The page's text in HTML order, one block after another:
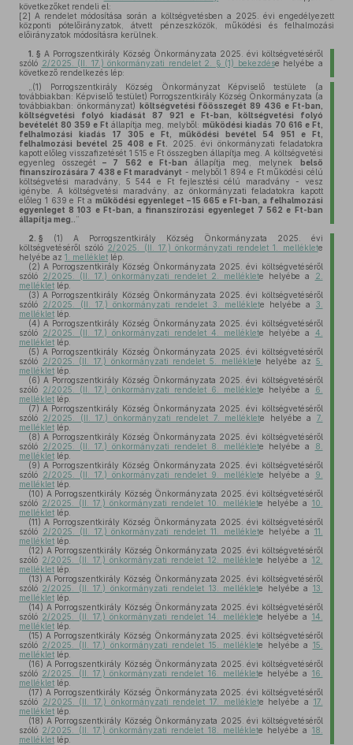
következőket rendeli el:
[2] A rendelet módosítása során a költségvetésben a 2025. évi engedélyezett
központi pótelőirányzatok, átvett pénzeszközök, működési és felhalmozási
előirányzatok módosításra kerülnek.
1. § A Porrogszentkirály Község Önkormányzata 2025. évi költségvetéséről
szóló 2/2025. (II. 17.) önkormányzati rendelet 2. § (1) bekezdése helyébe a
következő rendelkezés lép:
„(1) Porrogszentkirály Község Önkormányzat Képviselő testülete (a
továbbiakban: Képviselő testület) Porrogszentkirály Község Önkormányzata (a
továbbiakban: önkormányzat) költségvetési főösszegét 89 436 e Ft-ban,
költségvetési folyó kiadását 87 921 e Ft-ban, költségvetési folyó
bevételét 80 359 e Ft állapítja meg, melyből:működési kiadás 70 616 e Ft,
felhalmozási kiadás
17 305 e Ft,
működési bevétel 54 951 e Ft,
felhalmozási bevétel 25 408 e Ft.
2025. évi önkormányzati feladatokra
kapott előleg visszafizetését 1 515 e Ft összegben állapítja meg. A költségvetési
egyenleg összegét– 7 562 e Ft-ban állapítja meg, melynek belső
finanszírozására 7 438 e Ft maradványt - melyből 1 894 e Ft működési célú
költségvetési maradvány, 5 544 e Ft fejlesztési célú maradvány - vesz
igénybe. A költségvetési maradvány, az önkormányzati feladatokra kapott
előleg 1 639 e Ft a működési egyenleget – 15 665 e Ft-ban, a felhalmozási
egyenleget 8 103 e Ft-ban, a finanszírozási egyenleget 7 562 e Ft-ban
állapítja meg.
”
2. § (1) A Porrogszentkirály Község Önkormányzata 2025. évi
költségvetéséről szóló 2/2025. (II. 17.) önkormányzati rendelet 1. melléklete
helyébe az 1. melléklet lép.
(2) A Porrogszentkirály Község Önkormányzata 2025. évi költségvetéséről
szóló 2/2025. (II. 17.) önkormányzati rendelet 2. melléklete helyébe a
2.
melléklet lép.
(3) A Porrogszentkirály Község Önkormányzata 2025. évi költségvetéséről
szóló 2/2025. (II. 17.) önkormányzati rendelet 3. melléklete helyébe a 3.
melléklet lép.
(4) A Porrogszentkirály Község Önkormányzata 2025. évi költségvetéséről
szóló 2/2025. (II. 17.) önkormányzati rendelet 4. melléklete helyébe a 4.
melléklet lép.
(5) A Porrogszentkirály Község Önkormányzata 2025. évi költségvetéséről
szóló 2/2025. (II. 17.) önkormányzati rendelet 5. melléklete helyébe az 5.
melléklet lép.
(6) A Porrogszentkirály Község Önkormányzata 2025. évi költségvetéséről
szóló 2/2025. (II. 17.) önkormányzati rendelet 6. melléklete helyébe a
6.
melléklet lép.
(7) A Porrogszentkirály Község Önkormányzata 2025. évi költségvetéséről
szóló 2/2025. (II. 17.) önkormányzati rendelet 7. melléklete helyébe a 7.
melléklet lép.
(8) A Porrogszentkirály Község Önkormányzata 2025. évi költségvetéséről
szóló 2/2025. (II. 17.) önkormányzati rendelet 8. melléklete helyébe a
8.
melléklet lép.
(9) A Porrogszentkirály Község Önkormányzata 2025. évi költségvetéséről
szóló 2/2025. (II. 17.) önkormányzati rendelet 9. melléklete helyébe a
9.
melléklet lép.
(10) A Porrogszentkirály Község Önkormányzata 2025. évi költségvetéséről
szóló 2/2025. (II. 17.) önkormányzati rendelet 10. melléklete helyébe a 10.
melléklet lép.
(11) A Porrogszentkirály Község Önkormányzata 2025. évi költségvetéséről
szóló 2/2025. (II. 17.) önkormányzati rendelet 11. melléklete helyébe a 11.
melléklet lép.
(12) A Porrogszentkirály Község Önkormányzata 2025. évi költségvetéséről
szóló 2/2025. (II. 17.) önkormányzati rendelet 12. melléklete helyébe a 12.
melléklet lép.
(13) A Porrogszentkirály Község Önkormányzata 2025. évi költségvetéséről
szóló 2/2025. (II. 17.) önkormányzati rendelet 13. melléklete helyébe a 13.
melléklet lép.
(14) A Porrogszentkirály Község Önkormányzata 2025. évi költségvetéséről
szóló 2/2025. (II. 17.) önkormányzati rendelet 14. melléklete helyébe a 14.
melléklet lép.
(15) A Porrogszentkirály Község Önkormányzata 2025. évi költségvetéséről
szóló 2/2025. (II. 17.) önkormányzati rendelet 15. melléklete helyébe a 15.
melléklet lép.
(16) A Porrogszentkirály Község Önkormányzata 2025. évi költségvetéséről
szóló 2/2025. (II. 17.) önkormányzati rendelet 16. melléklete helyébe a 16.
melléklet lép.
(17) A Porrogszentkirály Község Önkormányzata 2025. évi költségvetéséről
szóló 2/2025. (II. 17.) önkormányzati rendelet 17. melléklete helyébe a 17.
melléklet lép.
(18) A Porrogszentkirály Község Önkormányzata 2025. évi költségvetéséről
szóló 2/2025. (II. 17.) önkormányzati rendelet 18. melléklete helyébe a 18.
melléklet lép.